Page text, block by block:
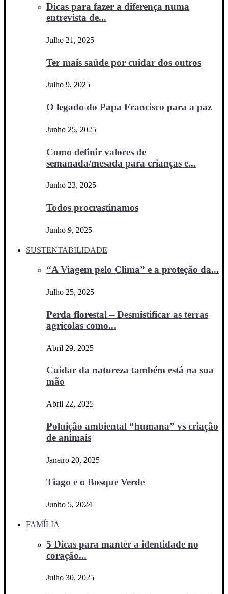
Dicas para fazer a diferença numa
entrevista de...
Julho 21, 2025
Ter mais saúde por cuidar dos outros
Julho 9, 2025
O legado do Papa Francisco para a paz
Junho 25, 2025
Como definir valores de
semanada/mesada para crianças e...
Junho 23, 2025
Todos procrastinamos
Junho 9, 2025
SUSTENTABILIDADE
“A Viagem pelo Clima” e a proteção da...
Julho 25, 2025
Perda florestal – Desmistificar as terras
agrícolas como...
Abril 29, 2025
Cuidar da natureza também está na sua
mão
Abril 22, 2025
Poluição ambiental “humana” vs criação
de animais
Janeiro 20, 2025
Tiago e o Bosque Verde
Junho 5, 2024
FAMÍLIA
5 Dicas para manter a identidade no
coração...
Julho 30, 2025